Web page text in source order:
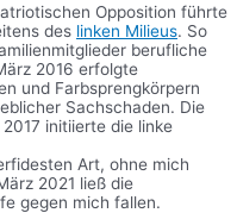
Opposition führte
des linken Milieus. So
berufliche
2016 erfolgte
und Farbsprengkörpern
Sachschaden. Die
initiierte die linke
Art, ohne mich
2021 ließ die
gegen mich fallen.